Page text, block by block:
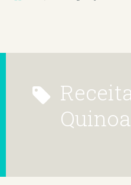
Receita Vegana
Quinoa